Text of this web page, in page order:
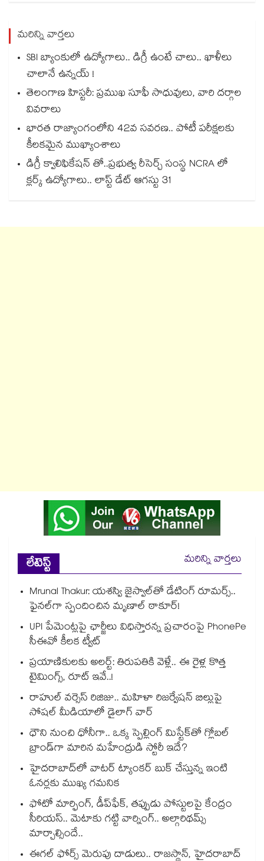
మరిన్ని వార్తలు
SBI బ్యాంకులో ఉద్యోగాలు.. డిగ్రీ ఉంటే చాలు.. ఖాళీలు
చాలానే ఉన్నయ్ !
తెలంగాణ హిస్టరీ: ప్రముఖ సూఫీ సాధువులు, వారి దర్గాల
వివరాలు
భారత రాజ్యాంగంలోని 42వ సవరణ.. పోటీ పరీక్షలకు
కీలకమైన ముఖ్యాంశాలు
డిగ్రీ క్వాలిఫికేషన్ తో..ప్రభుత్వ రీసెర్చ్ సంస్థ NCRA లో
క్లర్క్ ఉద్యోగాలు.. లాస్ట్ డేట్ ఆగస్టు 31
లేటెస్ట్
మరిన్ని వార్తలు
Mrunal Thakur: యశస్వి జైస్వాల్‌తో డేటింగ్ రూమర్స్‌..
ఫైనల్‌గా స్పందించిన మృణాల్ ఠాకూర్!
UPI పేమెంట్లపై ఛార్జీలు విధిస్తారన్న ప్రచారంపై PhonePe
సీఈవో కీలక ట్వీట్
ప్రయాణికులకు అలర్ట్: తిరుపతికి వెళ్లే.. ఈ రైళ్ల కొత్త
టైమింగ్స్, రూట్ ఇవే..!
రాహుల్ వర్సెస్ రిజిజు.. మహిళా రిజర్వేషన్ బిల్లుపై
సోషల్ మీడియాలో డైలాగ్ వార్
ధౌని నుంచి ధోనీగా.. ఒక్క స్పెల్లింగ్ మిస్టేక్‌తో గ్లోబల్
బ్రాండ్‌గా మారిన మహేంద్రుడి స్టోరీ ఇదే?
హైదరాబాద్⁪లో వాటర్ ట్యాంకర్ బుక్ చేస్తున్న ఇంటి
ఓనర్లకు ముఖ్య గమనిక
ఫోటో మార్ఫింగ్, డీప్‌ఫేక్‌, తప్పుడు పోస్టులపై కేంద్రం
సీరియస్.. మెటాకు గట్టి వార్నింగ్.. అల్గారిథమ్స్
మార్చాల్సిందే..
ఈగల్ ఫోర్స్ మెరుపు దాడులు.. రాజస్థాన్, హైదరాబాద్‌